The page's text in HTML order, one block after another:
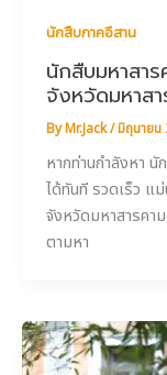
นักสืบภาคอีสาน
นักสืบมหาสา
จังหวัดมหาส
ByMr.Jack/มิถุนายน
หากท่านกำลังหา
ได้ทันที รวดเร็ว แ
จังหวัดมหาสารคา
ตามหา